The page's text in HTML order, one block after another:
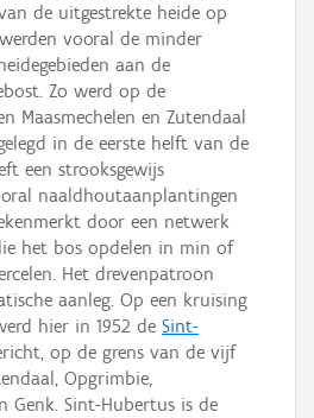
de uitgestrekte heide op
vooral de minder
aan de
Zo werd op de
Maasmechelen en Zutendaal
in de eerste helft van de
een strooksgewijs
naaldhoutaanplantingen
door een netwerk
het bos opdelen in min of
Het drevenpatroon
aanleg. Op een kruising
hier in 1952 de Sint-
op de grens van de vijf
Opgrimbie,
Genk. Sint-Hubertus is de